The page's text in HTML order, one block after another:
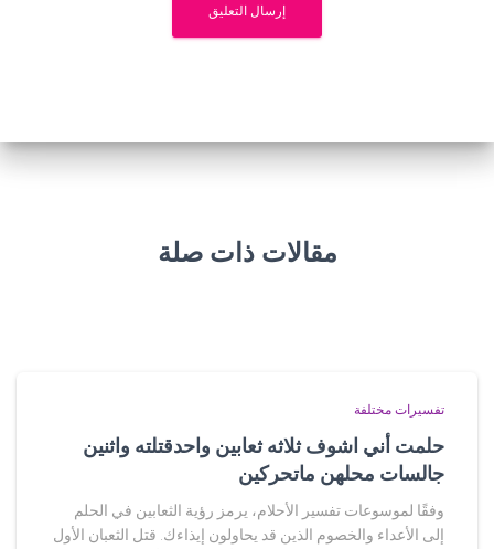
مقالات ذات صلة
تفسيرات مختلفة
حلمت أني اشوف ثلاثه ثعابين واحدقتلته واثنين
جالسات محلهن ماتحركين
وفقًا لموسوعات تفسير الأحلام، يرمز رؤية الثعابين في الحلم
إلى الأعداء والخصوم الذين قد يحاولون إيذاءك. قتل الثعبان الأول